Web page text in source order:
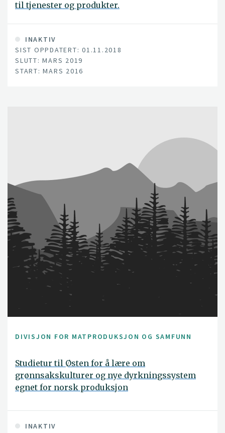
til tjenester og produkter.
INAKTIV
SIST OPPDATERT: 01.11.2018
SLUTT: MARS 2019
START: MARS 2016
DIVISJON FOR MATPRODUKSJON OG SAMFUNN
Studietur til Østen for å lære om
grønnsakskulturer og nye dyrkningssystem
egnet for norsk produksjon
INAKTIV